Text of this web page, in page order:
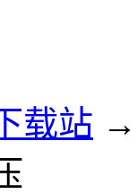
载站